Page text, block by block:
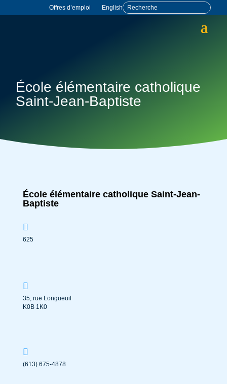
Offres d’emploi English
École élémentaire catholique
Saint-Jean-Baptiste
École élémentaire catholique Saint-Jean-
Baptiste
625
35, rue Longueuil
K0B 1K0
(613) 675-4878